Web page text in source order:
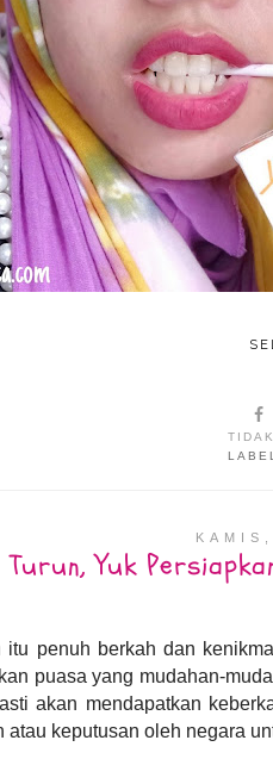
Turun, Yuk
itu penuh berkah dan
puasa yang mudahan-
akan mendapatkan
atau keputusan oleh negara